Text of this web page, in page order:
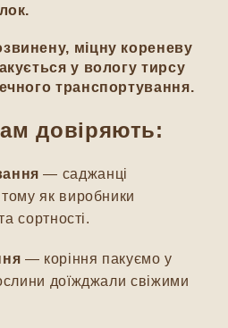
міцну кореневу
у вологу тирсу
транспортування.
довіряють:
— саджанці
як виробники
сортності.
— коріння пакуємо у
доїжджали свіжими